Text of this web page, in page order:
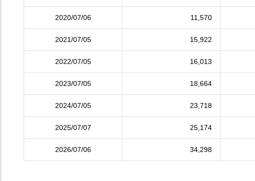
2020/07/06 11,570
2021/07/05 15,922
2022/07/05 16,013
2023/07/05 18,664
2024/07/05 23,718
2025/07/07 25,174
2026/07/06 34,298